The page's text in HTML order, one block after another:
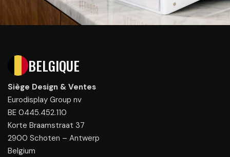
BELGIQUE
Siège Design & Ventes
Eurodisplay Group nv
BE 0445.452.110
Korte Braamstraat 37
2900 Schoten – Antwerp
Belgium